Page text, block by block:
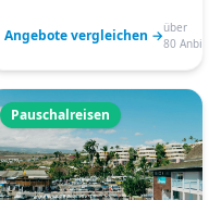
Angebote vergleichen →über
80
Pauschalreisen